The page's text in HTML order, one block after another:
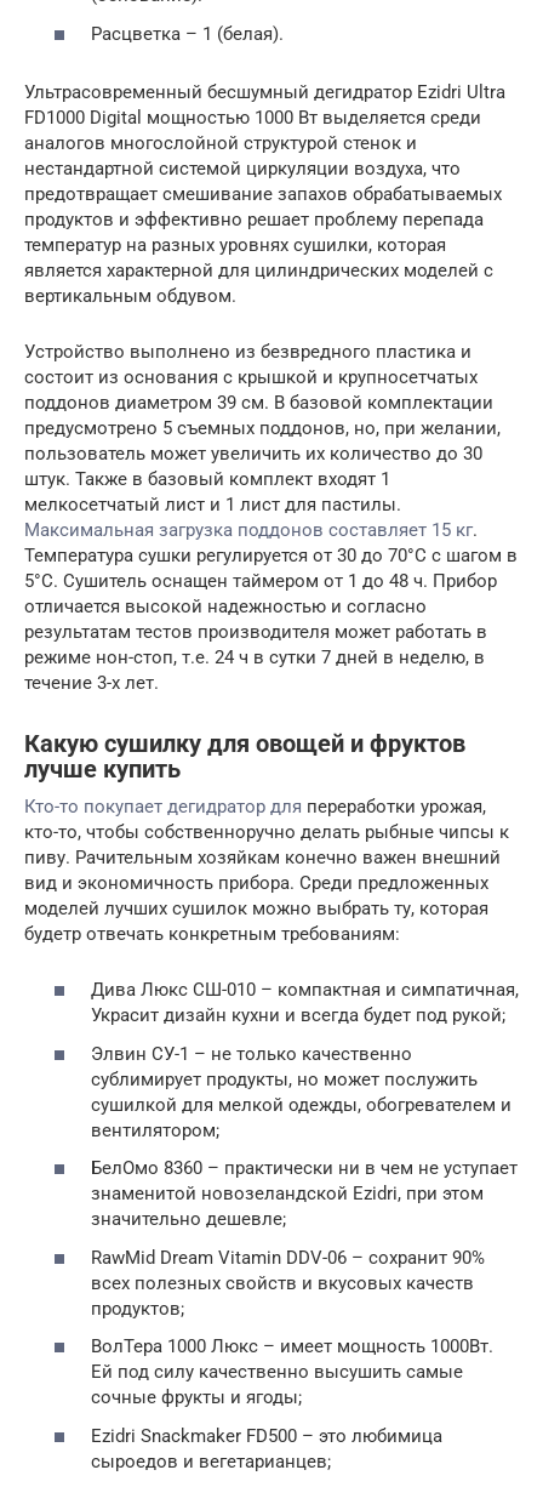
Расцветка – 1 (белая).
Ультрасовременный бесшумный дегидратор Ezidri Ultra
FD1000 Digital мощностью 1000 Вт выделяется среди
аналогов многослойной структурой стенок и
нестандартной системой циркуляции воздуха, что
предотвращает смешивание запахов обрабатываемых
продуктов и эффективно решает проблему перепада
температур на разных уровнях сушилки, которая
является характерной для цилиндрических моделей с
вертикальным обдувом.
Устройство выполнено из безвредного пластика и
состоит из основания с крышкой и крупносетчатых
поддонов диаметром 39 см. В базовой комплектации
предусмотрено 5 съемных поддонов, но, при желании,
пользователь может увеличить их количество до 30
штук. Также в базовый комплект входят 1
мелкосетчатый лист и 1 лист для пастилы.
Максимальная загрузка поддонов составляет 15 кг.
Температура сушки регулируется от 30 до 70°C с шагом в
5°C. Сушитель оснащен таймером от 1 до 48 ч. Прибор
отличается высокой надежностью и согласно
результатам тестов производителя может работать в
режиме нон-стоп, т.е. 24 ч в сутки 7 дней в неделю, в
течение 3-х лет.
Какую сушилку для овощей и фруктов
лучше купить
Кто-то покупает дегидратор для переработки урожая,
кто-то, чтобы собственноручно делать рыбные чипсы к
пиву. Рачительным хозяйкам конечно важен внешний
вид и экономичность прибора. Среди предложенных
моделей лучших сушилок можно выбрать ту, которая
будетр отвечать конкретным требованиям:
Дива Люкс СШ-010 – компактная и симпатичная,
Украсит дизайн кухни и всегда будет под рукой;
Элвин СУ-1 – не только качественно
сублимирует продукты, но может послужить
сушилкой для мелкой одежды, обогревателем и
вентилятором;
БелОмо 8360 – практически ни в чем не уступает
знаменитой новозеландской Ezidri, при этом
значительно дешевле;
RawMid Dream Vitamin DDV-06 – сохранит 90%
всех полезных свойств и вкусовых качеств
продуктов;
ВолТера 1000 Люкс – имеет мощность 1000Вт.
Ей под силу качественно высушить самые
сочные фрукты и ягоды;
Ezidri Snackmaker FD500 – это любимица
сыроедов и вегетарианцев;